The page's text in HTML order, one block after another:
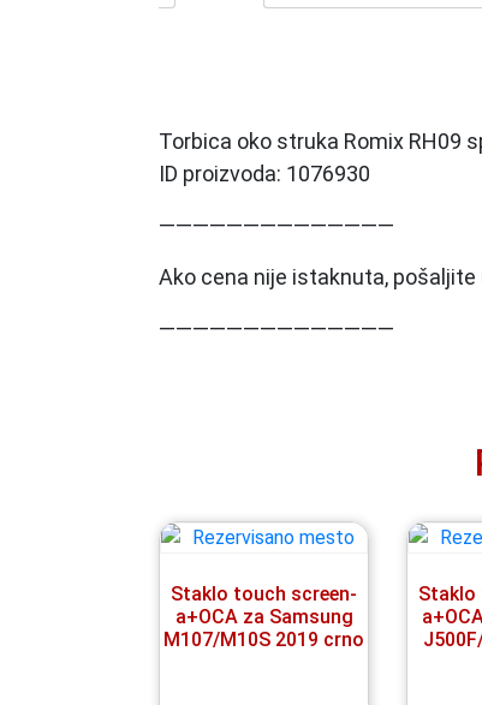
Torbica oko struka Romix RH09
ID proizvoda: 1076930
——————————————
Ako cena nije istaknuta,
——————————————
Staklo touch screen-
a+OCA za Samsung
M107/M10S 2019 crno
Staklo